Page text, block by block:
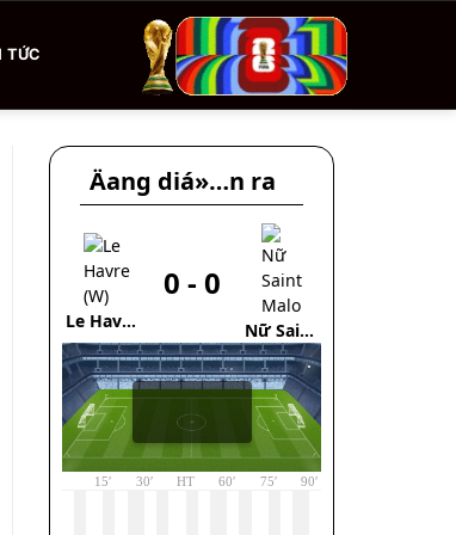
TỨC
Äang diá»…n ra
Le Havre
(W)
0 - 0
Nữ Saint
Malo
Moscow(Trẻ)